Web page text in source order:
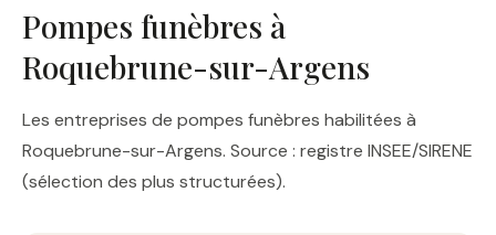
Pompes funèbres à
Roquebrune-sur-Argens
Les entreprises de pompes funèbres habilitées à
Roquebrune-sur-Argens. Source : registre INSEE/SIRENE
(sélection des plus structurées).